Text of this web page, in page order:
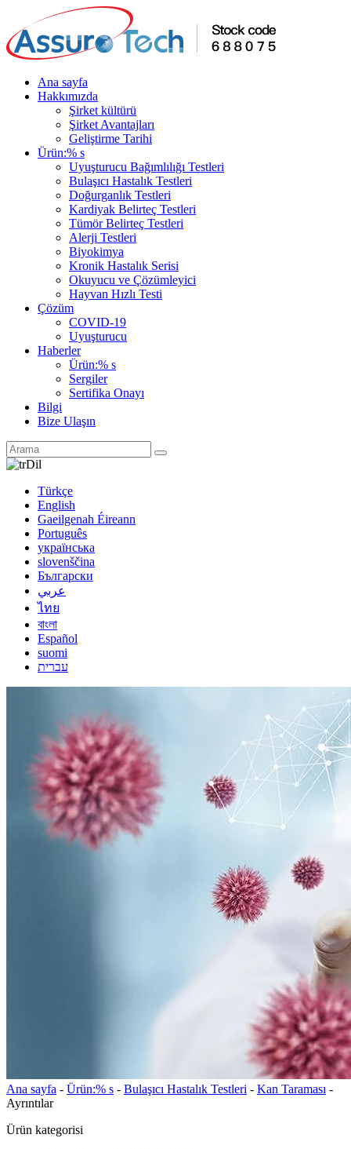
Ana sayfa
Hakkımızda
Şirket kültürü
Şirket Avantajları
Geliştirme Tarihi
Ürün:% s
Uyuşturucu Bağımlılığı Testleri
Bulaşıcı Hastalık Testleri
Doğurganlık Testleri
Kardiyak Belirteç Testleri
Tümör Belirteç Testleri
Alerji Testleri
Biyokimya
Kronik Hastalık Serisi
Okuyucu ve Çözümleyici
Hayvan Hızlı Testi
Çözüm
COVID-19
Uyuşturucu
Haberler
Ürün:% s
Sergiler
Sertifika Onayı
Bilgi
Bize Ulaşın
Dil
Türkçe
English
Gaeilgenah Éireann
Português
українська
slovenščina
Български
عربي
ไทย
বাংলা
Español
suomi
עברית
Ana sayfa - Ürün:% s - Bulaşıcı Hastalık Testleri - Kan Taraması -
Ayrıntılar
Ürün kategorisi